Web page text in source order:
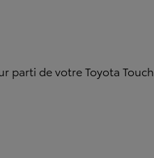
parti de votre Toyota Touch